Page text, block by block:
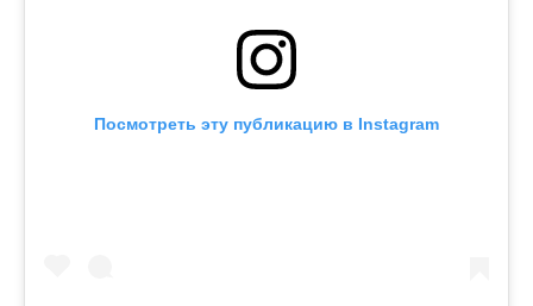
Посмотреть эту публикацию в Instagram